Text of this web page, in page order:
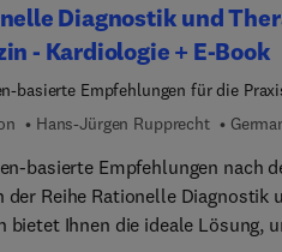
patient outcomes.
Diagnostik und
- Kardiologie + E-Book
basierte Empfehlungen für die
Hans-Jürgen Rupprecht
basierte Empfehlungen nach
der Reihe Rationelle Diagnostik
bietet Ihnen die ideale Lösung,